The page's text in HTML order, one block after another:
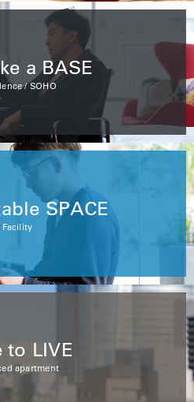
a BASE
/ SOHO
SPACE
Facility
to LIVE
apartment